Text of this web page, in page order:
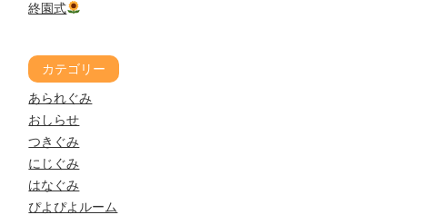
終園式
カテゴリー
あられぐみ
おしらせ
つきぐみ
にじぐみ
はなぐみ
ぴよぴよルーム